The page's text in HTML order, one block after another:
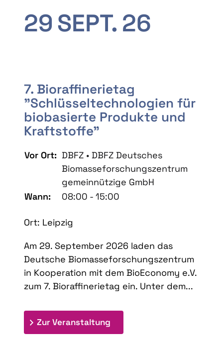
29SEPT. 26
7. Bioraffinerietag
"Schlüsseltechnologien für
biobasierte Produkte und
Kraftstoffe"
Vor Ort: DBFZ • DBFZ Deutsches
Biomasseforschungszentrum
gemeinnützige GmbH
Wann:
08:00 - 15:00
Ort: Leipzig
Am 29. September 2026 laden das
Deutsche Biomasseforschungszentrum
in Kooperation mit dem BioEconomy e.V.
zum 7. Bioraffinerietag ein. Unter dem...
Zur Veranstaltung